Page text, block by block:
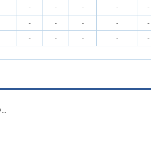
- - - - -
- - - - -
- - - - -